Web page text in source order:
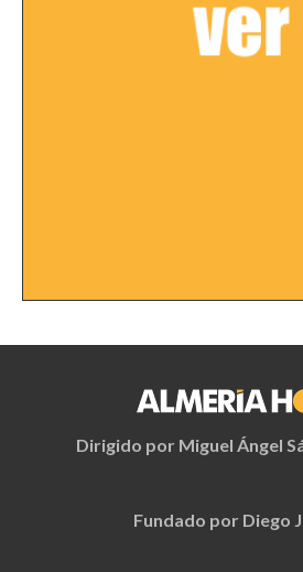
Dirigido por Miguel Ángel
Fundado por Diego